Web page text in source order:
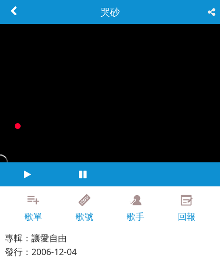
哭砂
歌單 歌號 歌手
回報
專輯：讓愛自由
發行：2006-12-04